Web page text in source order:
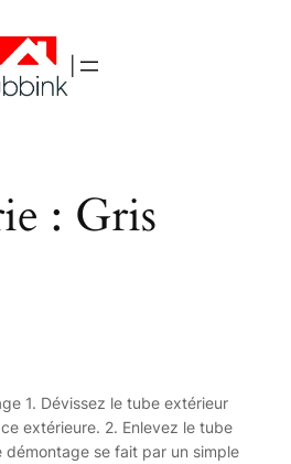
: Gris
1. Dévissez le tube extérieur
extérieure. 2. Enlevez le tube
se fait par un simple